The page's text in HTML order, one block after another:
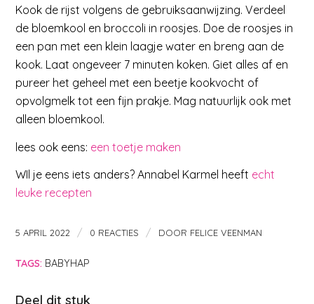
Kook de rijst volgens de gebruiksaanwijzing. Verdeel
de bloemkool en broccoli in roosjes. Doe de roosjes in
een pan met een klein laagje water en breng aan de
kook. Laat ongeveer 7 minuten koken. Giet alles af en
pureer het geheel met een beetje kookvocht of
opvolgmelk tot een fijn prakje. Mag natuurlijk ook met
alleen bloemkool.
lees ook eens: een toetje maken
WIl je eens iets anders? Annabel Karmel heeft echt
leuke recepten
5 APRIL 2022 / 0 REACTIES / DOOR FELICE VEENMAN
TAGS: BABYHAP
Deel dit stuk